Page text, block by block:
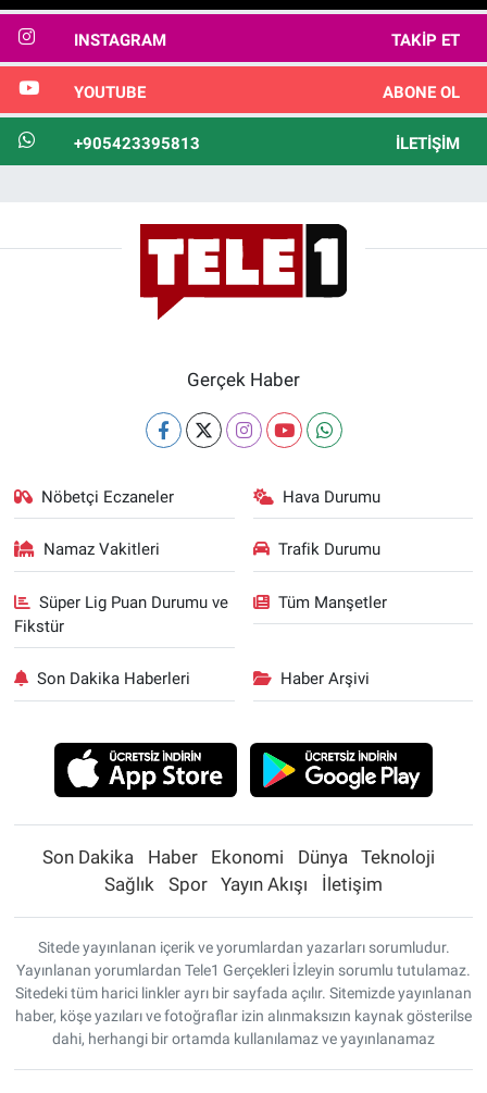
INSTAGRAM TAKIP ET
YOUTUBE ABONE OL
+905423395813 İLETIŞIM
Gerçek Haber
Nöbetçi Eczaneler Hava Durumu
Namaz Vakitleri Trafik Durumu
Süper Lig Puan Durumu ve
Fikstür
Tüm Manşetler
Son Dakika Haberleri Haber Arşivi
Son Dakika Haber Ekonomi Dünya
Teknoloji
Sağlık
Spor Yayın Akışı İletişim
Sitede yayınlanan içerik ve yorumlardan yazarları sorumludur.
Yayınlanan yorumlardan Tele1 Gerçekleri İzleyin sorumlu tutulamaz.
Sitedeki tüm harici linkler ayrı bir sayfada açılır. Sitemizde yayınlanan
haber, köşe yazıları ve fotoğraflar izin alınmaksızın kaynak gösterilse
dahi, herhangi bir ortamda kullanılamaz ve yayınlanamaz